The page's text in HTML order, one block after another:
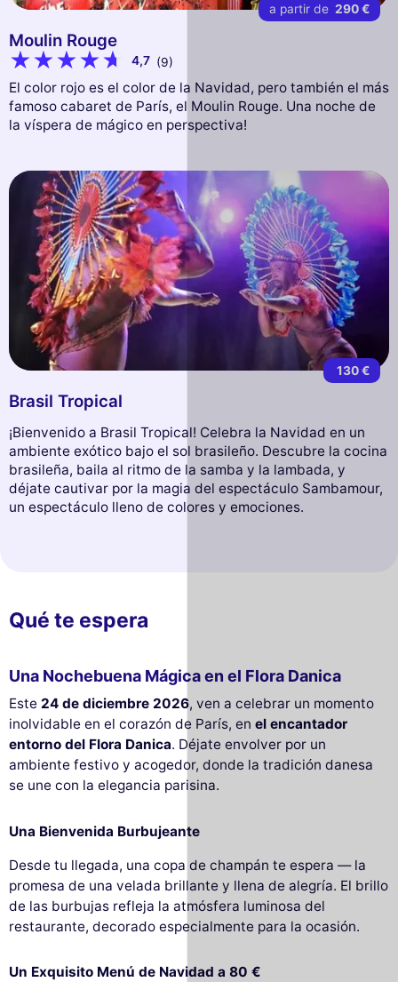
a partir de 290 €
Moulin Rouge
4,7 (9)
El color rojo es el color de la Navidad, pero también el más
famoso cabaret de París, el Moulin Rouge. Una noche de
la víspera de mágico en perspectiva!
130 €
Brasil Tropical
¡Bienvenido a Brasil Tropical! Celebra la Navidad en un
ambiente exótico bajo el sol brasileño. Descubre la cocina
brasileña, baila al ritmo de la samba y la lambada, y
déjate cautivar por la magia del espectáculo Sambamour,
un espectáculo lleno de colores y emociones.
Qué te espera
Una Nochebuena Mágica en el Flora Danica
Este 24 de diciembre 2026, ven a celebrar un momento
inolvidable en el corazón de París, en el encantador
entorno del Flora Danica. Déjate envolver por un
ambiente festivo y acogedor, donde la tradición danesa
se une con la elegancia parisina.
Una Bienvenida Burbujeante
Desde tu llegada, una copa de champán te espera — la
promesa de una velada brillante y llena de alegría. El brillo
de las burbujas refleja la atmósfera luminosa del
restaurante, decorado especialmente para la ocasión.
Un Exquisito Menú de Navidad a 80 €